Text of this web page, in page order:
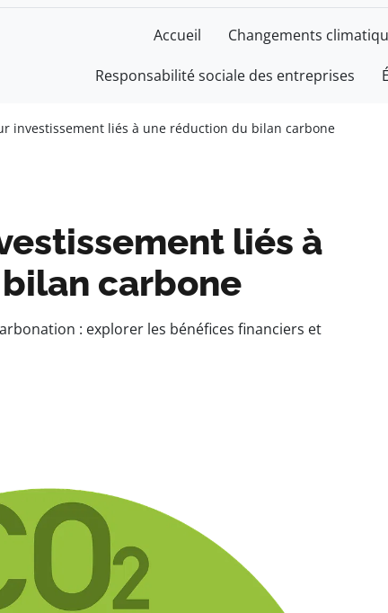
Accueil Changements
Responsabilité sociale des entreprises
investissement liés à une réduction du bilan carbone
liés à
carbone
: explorer les bénéfices financiers et